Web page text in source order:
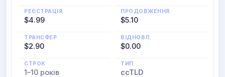
РЕЄСТРАЦІЯ
$4.99
ПРОДОВЖЕННЯ
$5.10
ТРАНСФЕР
$2.90
ВІДНОВЛ.
$0.00
СТРОК
1–10 років
ТИП
ccTLD